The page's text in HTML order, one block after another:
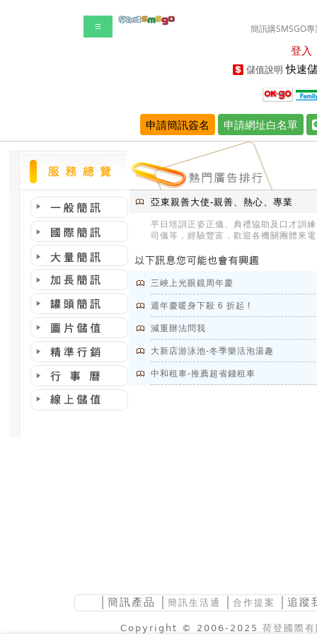
☰ 簡訊購SMSGO
登入
儲值說明 快速
申請簡訊簽名 申請網址白名單
亞東親善大使-親善、熱心、專業
平日培訓正姿正儀、典禮協助及口才訓
司儀等，經驗豐富，歡迎各機關團體來
三峽上光眼鏡周年慶
週年慶暖身下殺 6 折起 !
減重辦法問我
大新店游泳池-冬季樂活泡湯趣
中和租車-推薦超省錢租車
簡訊產品 簡訊生活通 合作提案 │追蹤
Copyright © 2006-2025 荷登國際